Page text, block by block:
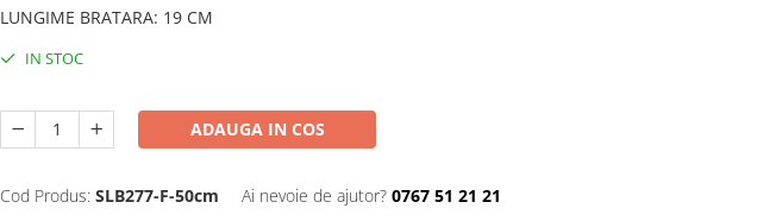
LUNGIME BRATARA: 19 CM
IN STOC
ADAUGA IN COS
Cod Produs: SLB277-F-50cm Ai nevoie de ajutor? 0767 51 21 21